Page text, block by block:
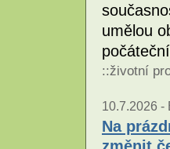
umělou
::životní
10.7.2026 -
Na